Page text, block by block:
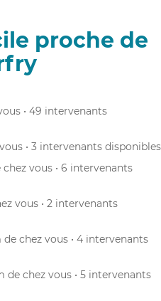
proche de
• 49 intervenants
• 3 intervenants disponibles
chez vous • 6 intervenants
vous • 2 intervenants
de chez vous • 4 intervenants
de chez vous • 5 intervenants